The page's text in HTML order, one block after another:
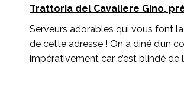
Trattoria del Cavaliere Gino,
Serveurs adorables qui vous font
de cette adresse ! On a diné d’un
impérativement car c’est blindé